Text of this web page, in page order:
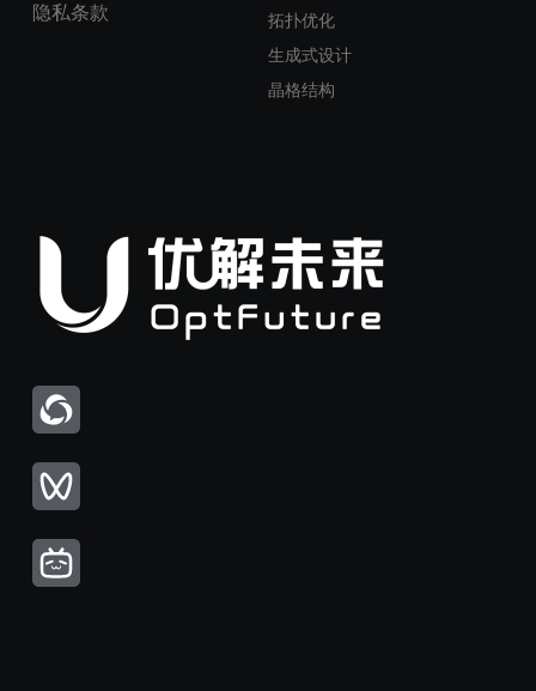
拓扑优化
生成式设计
晶格结构
隐私条款